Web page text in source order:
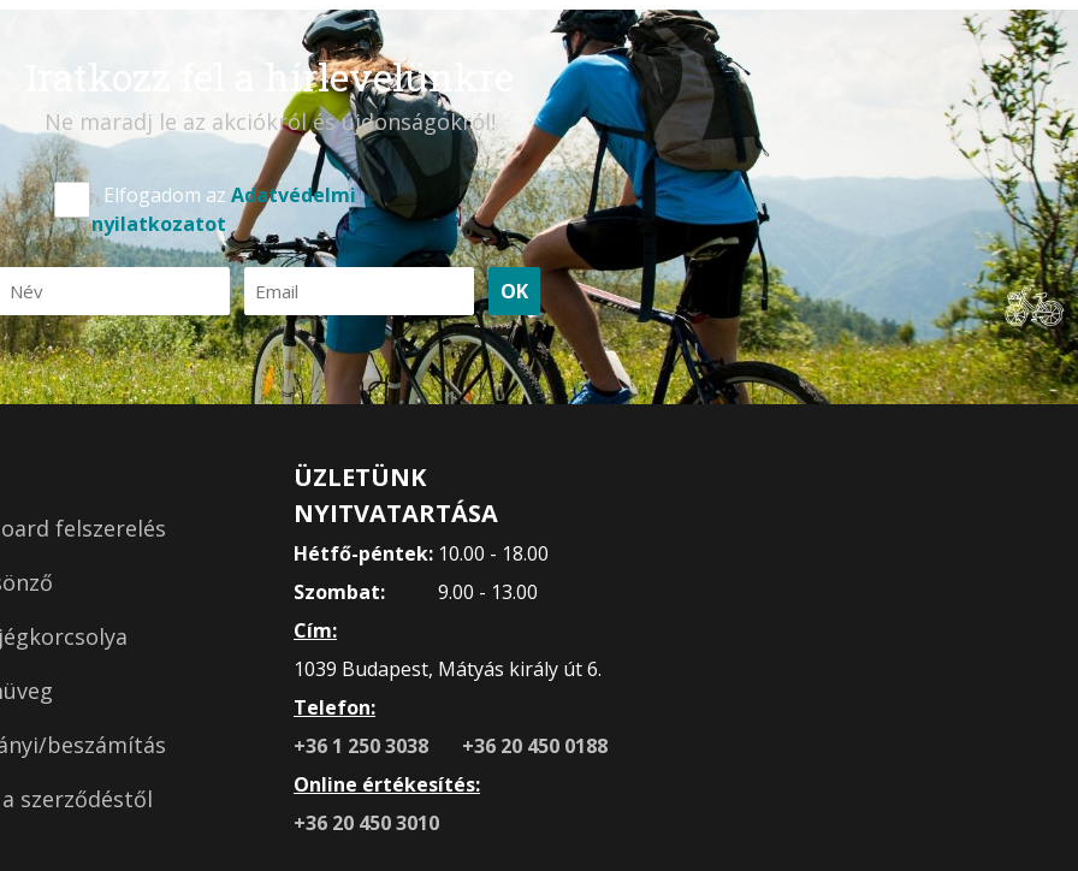
Iratkozz fel a hírlevelünkre
Ne maradj le az akciókról és újdonságokról!
Elfogadom az Adatvédelmi
nyilatkozatot
OK
felszerelés
beszámítás
szerződéstől
ÜZLETÜNK
NYITVATARTÁSA
Hétfő-péntek: 10.00 - 18.00
Szombat:
9.00 - 13.00
Cím:
1039 Budapest, Mátyás király út 6.
Telefon:
+36 1 250 3038
+36 20 450 0188
Online értékesítés:
+36 20 450 3010